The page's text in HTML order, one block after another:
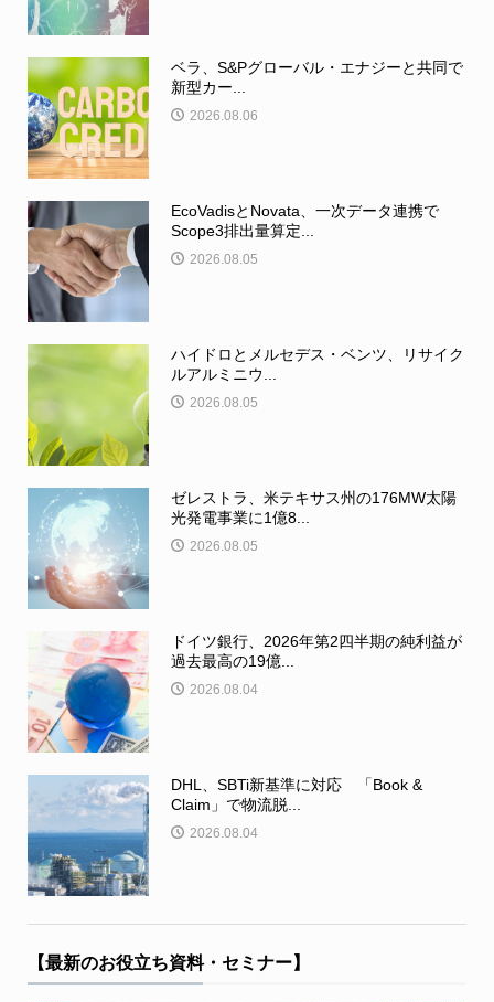
ベラ、S&Pグローバル・エナジーと共同で
新型カー...
2026.08.06
EcoVadisとNovata、一次データ連携で
Scope3排出量算定...
2026.08.05
ハイドロとメルセデス・ベンツ、リサイク
ルアルミニウ...
2026.08.05
ゼレストラ、米テキサス州の176MW太陽
光発電事業に1億8...
2026.08.05
ドイツ銀行、2026年第2四半期の純利益が
過去最高の19億...
2026.08.04
DHL、SBTi新基準に対応 「Book &
Claim」で物流脱...
2026.08.04
【最新のお役立ち資料・セミナー】